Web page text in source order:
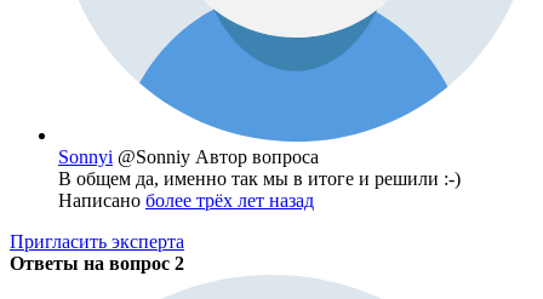
Sonnyi @Sonniy Автор вопроса
В общем да, именно так мы в итоге и решили :-)
Написано более трёх лет назад
Пригласить эксперта
Ответы на вопрос 2